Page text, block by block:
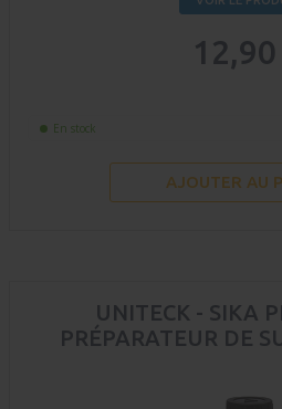
En stock
AJOUTER AU
UNITECK - SIKA
PRÉPARATEUR DE